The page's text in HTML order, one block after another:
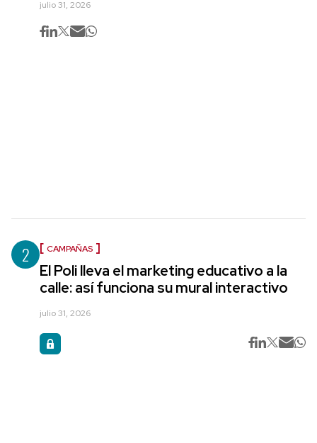
julio 31, 2026
2 CAMPAÑAS
El Poli lleva el marketing educativo a la
calle: así funciona su mural interactivo
julio 31, 2026